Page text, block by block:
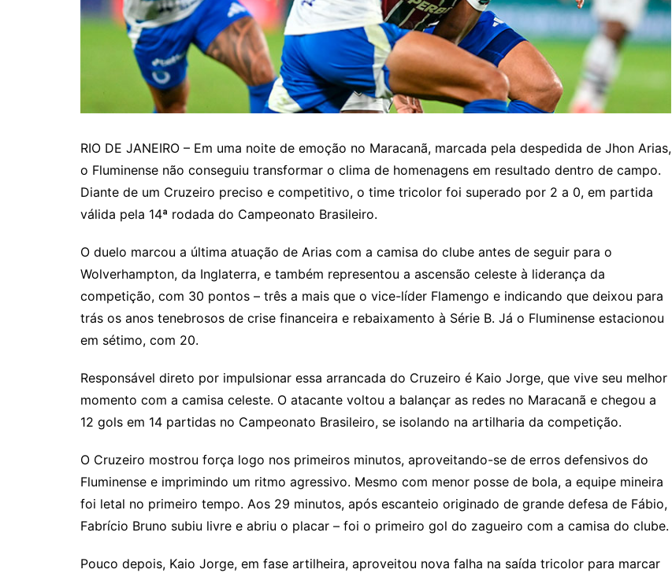
RIO DE JANEIRO – Em uma noite de emoção no Maracanã, marcada pela despedida de Jhon Arias,
o Fluminense não conseguiu transformar o clima de homenagens em resultado dentro de campo.
Diante de um Cruzeiro preciso e competitivo, o time tricolor foi superado por 2 a 0, em partida
válida pela 14ª rodada do Campeonato Brasileiro.
O duelo marcou a última atuação de Arias com a camisa do clube antes de seguir para o
Wolverhampton, da Inglaterra, e também representou a ascensão celeste à liderança da
competição, com 30 pontos – três a mais que o vice-líder Flamengo e indicando que deixou para
trás os anos tenebrosos de crise financeira e rebaixamento à Série B. Já o Fluminense estacionou
em sétimo, com 20.
Responsável direto por impulsionar essa arrancada do Cruzeiro é Kaio Jorge, que vive seu melhor
momento com a camisa celeste. O atacante voltou a balançar as redes no Maracanã e chegou a
12 gols em 14 partidas no Campeonato Brasileiro, se isolando na artilharia da competição.
O Cruzeiro mostrou força logo nos primeiros minutos, aproveitando-se de erros defensivos do
Fluminense e imprimindo um ritmo agressivo. Mesmo com menor posse de bola, a equipe mineira
foi letal no primeiro tempo. Aos 29 minutos, após escanteio originado de grande defesa de Fábio,
Fabrício Bruno subiu livre e abriu o placar – foi o primeiro gol do zagueiro com a camisa do clube.
Pouco depois, Kaio Jorge, em fase artilheira, aproveitou nova falha na saída tricolor para marcar